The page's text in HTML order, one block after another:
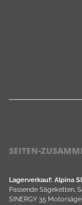
SEITEN-
Lagerverkauf: Alpina
Passende Sägeketten,
SINERGY 35